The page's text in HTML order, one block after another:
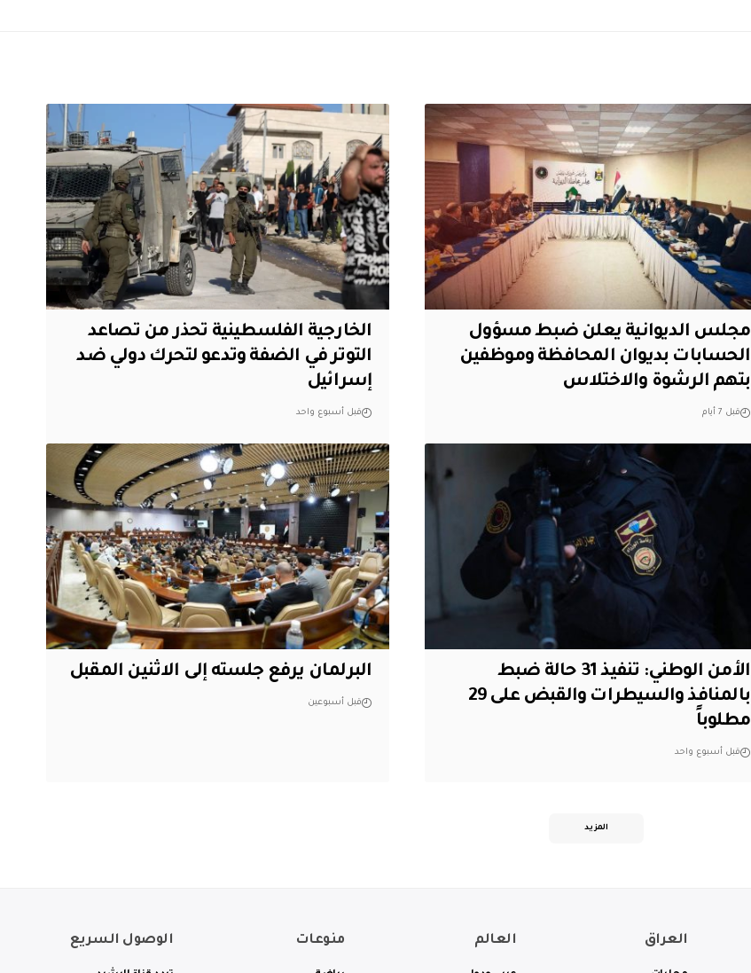
مجلس الديوانية يعلن ضبط مسؤول
الحسابات بديوان المحافظة وموظفين
بتهم الرشوة والاختلاس
قبل 7 أيام
الخارجية الفلسطينية تحذر من تصاعد
التوتر في الضفة وتدعو لتحرك دولي ضد
إسرائيل
قبل أسبوع واحد
الأمن الوطني: تنفيذ 31 حالة ضبط
بالمنافذ والسيطرات والقبض على 29
مطلوباً
قبل أسبوع واحد
البرلمان يرفع جلسته إلى الاثنين المقبل
قبل أسبوعين
المزيد
العراق العالم منوعات الوصول السريع